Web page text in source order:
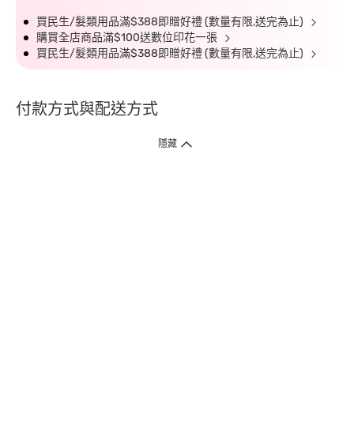
買民生/髮類用品滿$388即贈好禮 (數量有限,送完為止)
購買全店商品滿$100送數位印花一張
買民生/髮類用品滿$388即贈好禮 (數量有限,送完為止)
付款方式與配送方式
隱藏